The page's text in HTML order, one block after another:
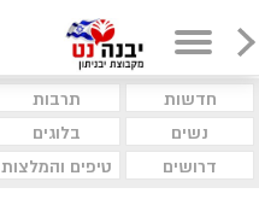
חדשות תרבות
נשים
בלוגים
דרושים
טיפים והמלצות